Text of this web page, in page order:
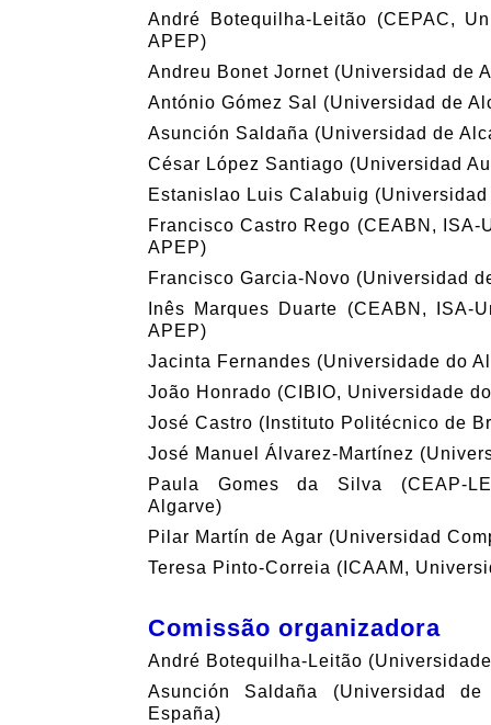
André Botequilha-Leitão (CEPAC,
APEP)
Andreu Bonet Jornet (Universidad de
António Gómez Sal (Universidad de
Asunción Saldaña (Universidad de
César López Santiago (Universidad
Estanislao Luis Calabuig
Francisco Castro Rego (CEABN, ISA-
APEP)
Francisco Garcia-Novo (Universidad
Inês Marques Duarte (CEABN, ISA-
APEP)
Jacinta Fernandes (Universidade do
João Honrado (CIBIO, Universidade
José Castro (Instituto Politécnico de
José Manuel Álvarez-Martínez
Paula Gomes da Silva (CEAP-
Algarve)
Pilar Martín de Agar (Universidad
Teresa Pinto-Correia (ICAAM,
Comissão organizadora
André Botequilha-Leitão
Asunción Saldaña (Universidad de
España)